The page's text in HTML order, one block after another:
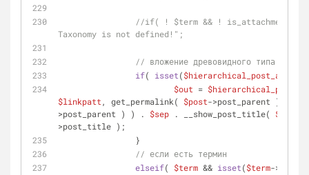
//if( ! $term && ! is_attachment()
Taxonomy is not defined!";
// вложение древовидного типа записи
if( isset(
$out =
$linkpatt , get_permalink( $post->post_parent ),
>post_parent ) ) . $sep . __show_post_title( $args
>post_title );
		}
// если есть термин
elseif( $term && isset($term-